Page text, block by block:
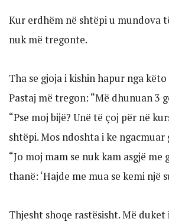
Kur erdhëm në shtëpi u mundova
nuk më tregonte.
Tha se gjoja i kishin hapur nga
Pastaj më tregon: “Më dhunuan 3
“Pse moj bijë? Unë të çoj për në
shtëpi. Mos ndoshta i ke ngacmuar
“Jo moj mam se nuk kam asgjë me
thanë: ‘Hajde me mua se kemi një
Thjesht shoqe rastësisht. Më